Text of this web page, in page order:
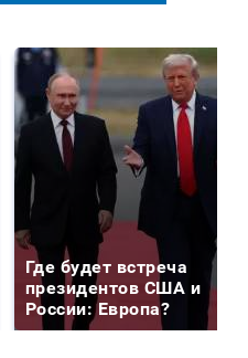
Где будет встреча
президентов США и
России: Европа?